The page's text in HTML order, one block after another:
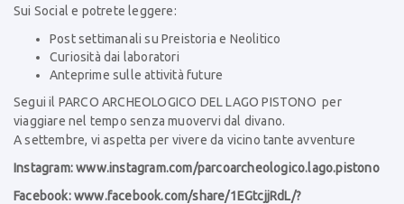
Sui Social e potrete leggere:
Post settimanali su Preistoria e Neolitico
Curiosità dai laboratori
Anteprime sulle attività future
Segui il PARCO ARCHEOLOGICO DEL LAGO PISTONO per
viaggiare nel tempo senza muovervi dal divano.
A settembre, vi aspetta per vivere da vicino tante avventure
Instagram:www.instagram.com/parcoarcheologico.lago.pistono
Facebook:www.facebook.com/share/1EGtcjjRdL/?